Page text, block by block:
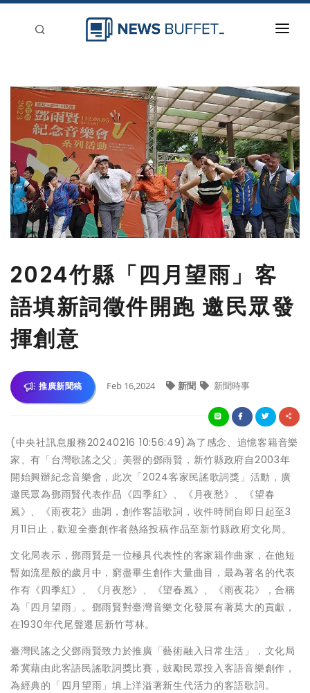
新聞稿分類
登入
刊登
2024竹縣「四月望雨」客
語填新詞徵件開跑 邀民眾發
揮創意
推廣新聞稿 Feb 16,2024 新聞 新聞時事
(中央社訊息服務20240216 10:56:49)為了感念、追憶客籍音樂
家、有「台灣歌謠之父」美譽的鄧雨賢，新竹縣政府自2003年
開始興辦紀念音樂會，此次「2024客家民謠歌詞獎」活動，廣
邀民眾為鄧雨賢代表作品《四季紅》、《月夜愁》、《望春
風》、《雨夜花》曲調，創作客語歌詞，收件時間自即日起至3
月11日止，歡迎全臺創作者熱絡投稿作品至新竹縣政府文化局。
文化局表示，鄧雨賢是一位極具代表性的客家籍作曲家，在他短
暫如流星般的歲月中，窮盡畢生創作大量曲目，最為著名的代表
作有《四季紅》、《月夜愁》、《望春風》、《雨夜花》，合稱
為「四月望雨」。鄧雨賢對臺灣音樂文化發展有著莫大的貢獻，
在1930年代尾聲遷居新竹芎林。
臺灣民謠之父鄧雨賢致力於推廣「藝術融入日常生活」，文化局
希冀藉由此客語民謠歌詞獎比賽，鼓勵民眾投入客語音樂創作，
為經典的「四月望雨」填上洋溢著新生代活力的客語歌詞。